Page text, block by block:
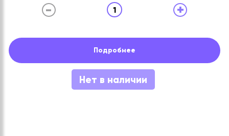
- 1 +
Подробнее
Нет в наличии